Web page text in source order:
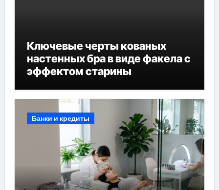
Ключевые черты кованых
настенных бра в виде факела с
эффектом старины
Банки и кредиты